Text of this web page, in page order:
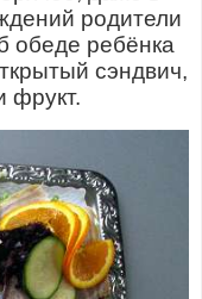
родители
обеде ребёнка
сэндвич,
фрукт.